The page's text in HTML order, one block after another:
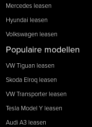
Mercedes leasen
Hyundai leasen
Volkswagen leasen
Populaire modellen
VW Tiguan leasen
Skoda Elroq leasen
VW Transporter leasen
Tesla Model Y leasen
Audi A3 leasen